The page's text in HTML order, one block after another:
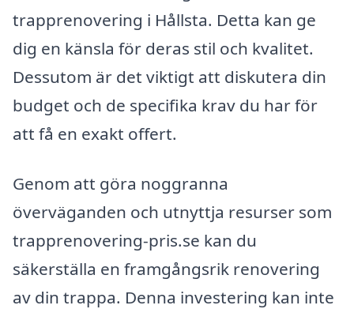
trapprenovering i Hållsta. Detta kan ge
dig en känsla för deras stil och kvalitet.
Dessutom är det viktigt att diskutera din
budget och de specifika krav du har för
att få en exakt offert.
Genom att göra noggranna
överväganden och utnyttja resurser som
trapprenovering-pris.se kan du
säkerställa en framgångsrik renovering
av din trappa. Denna investering kan inte